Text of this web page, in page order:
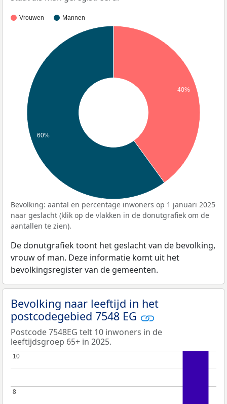
Vrouwen Mannen
40%
60%
Bevolking: aantal en percentage inwoners op 1 januari 2025
naar geslacht (klik op de vlakken in de donutgrafiek om de
aantallen te zien).
De donutgrafiek toont het geslacht van de bevolking,
vrouw of man. Deze informatie komt uit het
bevolkingsregister van de gemeenten.
Bevolking naar leeftijd in het
postcodegebied 7548 EG
Postcode 7548EG telt 10 inwoners in de
leeftijdsgroep 65+ in 2025.
8
8
10
10